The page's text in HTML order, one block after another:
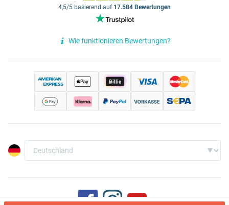
4,5/5 basierend auf 17.584 Bewertungen
Wie funktionieren Bewertungen?